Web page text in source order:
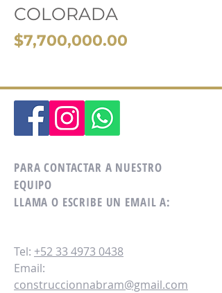
COLORADA
Precio
$7,700,000.00
PARA CONTACTAR A NUESTRO
EQUIPO
LLAMA O ESCRIBE UN EMAIL A:
Tel: +52 33 4973 0438
Email:
construccionnabram@gmail.com